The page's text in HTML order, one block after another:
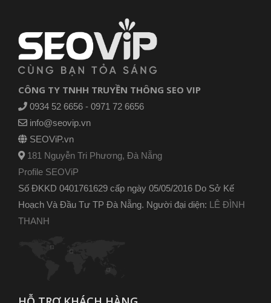
CÔNG TY TNHH TRUYỀN THÔNG SEO VIP
0934 52 6656 - 0971 72 6656
info@seovip.vn
SEOViP.vn
181 Nguyễn Tri Phương, Đà Nẵng
Profile SEOViP
Số ĐKKD 0401761629 cấp ngày 05/05/2016 Do Sở Kế
Hoạch Và Đầu Tư TP Đà Nẵng. Người đại diện: LÊ ĐÌNH
THANH